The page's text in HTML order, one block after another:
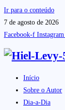
Ir para o conteúdo
7 de agosto de 2026
Facebook-f Instagram
Início
Sobre o Autor
Dia-a-Dia